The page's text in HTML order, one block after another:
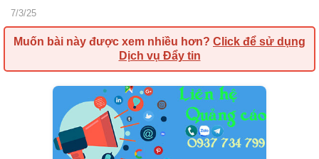
7/3/25
Muốn bài này được xem nhiều hơn? Click để sử dụng
Dịch vụ Đẩy tin